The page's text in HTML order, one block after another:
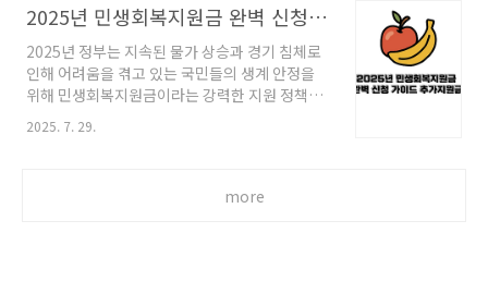
적인 무좀 초기 증상이었죠.첫 번째 실수: 자가..
몇 달 뒤 재발했습니다.그때 깨달았습니다.무좀
은 ‘약’만의 문제가 아니라, 생활습관·환경·내부
건강까지 함께 봐야 완치가 가능하다. 🧍‍♂️ 경험담
– “3개월 발랐는데 왜 또 생기죠?”저는 한여름
회사에서 매일 양말과 구두를 신고 9시간 이상 근
무했습니다.퇴근 후에는 바로 샤워하면서 무좀
2025년 민생회복지원금 완벽 신청 가이드 💰 추가지원금
2025년 정부는 지속된 물가 상승과 경기 침체로
인해 어려움을 겪고 있는 국민들의 생계 안정을
위해 민생회복지원금이라는 강력한 지원 정책을
을 넘어, 국민들의 일상 회복과 지역 경제 활성화
으며, 다양한 방식으로 받을 수 있어 많은 관심을
2025. 7. 29.
more